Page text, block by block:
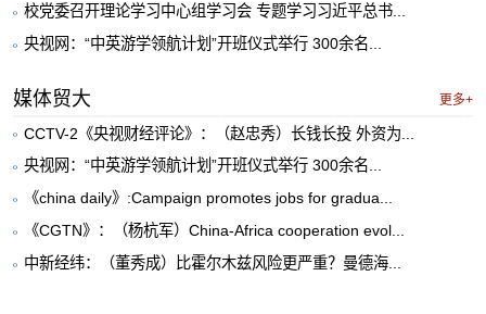
校党委召开理论学习中心组学习会 专题学习习近平总书...
央视网：“中英游学领航计划”开班仪式举行 300余名...
媒体贸大 更多+
CCTV-2《央视财经评论》：（赵忠秀）长钱长投 外资为...
央视网：“中英游学领航计划”开班仪式举行 300余名...
《china daily》:Campaign promotes jobs for gradua...
《CGTN》：（杨杭军）China-Africa cooperation evol...
中新经纬：（董秀成）比霍尔木兹风险更严重？曼德海...